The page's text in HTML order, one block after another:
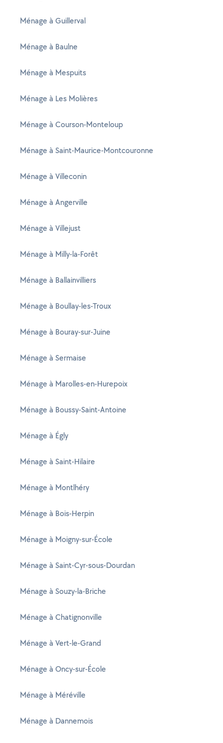
Ménage à Guillerval
Ménage à Baulne
Ménage à Mespuits
Ménage à Les Molières
Ménage à Courson-Monteloup
Ménage à Saint-Maurice-Montcouronne
Ménage à Villeconin
Ménage à Angerville
Ménage à Villejust
Ménage à Milly-la-Forêt
Ménage à Ballainvilliers
Ménage à Boullay-les-Troux
Ménage à Bouray-sur-Juine
Ménage à Sermaise
Ménage à Marolles-en-Hurepoix
Ménage à Boussy-Saint-Antoine
Ménage à Égly
Ménage à Saint-Hilaire
Ménage à Montlhéry
Ménage à Bois-Herpin
Ménage à Moigny-sur-École
Ménage à Saint-Cyr-sous-Dourdan
Ménage à Souzy-la-Briche
Ménage à Chatignonville
Ménage à Vert-le-Grand
Ménage à Oncy-sur-École
Ménage à Méréville
Ménage à Dannemois